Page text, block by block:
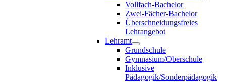
Vollfach-Bachelor
Zwei-Fächer-Bachelor
Überschneidungsfreies
Lehrangebot
Lehramt
Grundschule
Gymnasium/Oberschule
Inklusive
Pädagogik/Sonderpädagogik